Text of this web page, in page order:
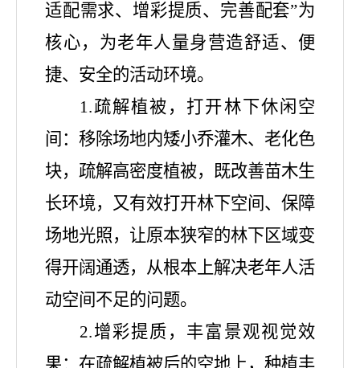
适配需求、增彩提质、完善配套”为
核心，为老年人量身营造舒适、便
捷、安全的活动环境。
1.疏解植被，打开林下休闲空
间：移除场地内矮小乔灌木、老化色
块，疏解高密度植被，既改善苗木生
长环境，又有效打开林下空间、保障
场地光照，让原本狭窄的林下区域变
得开阔通透，从根本上解决老年人活
动空间不足的问题。
2.增彩提质，丰富景观视觉效